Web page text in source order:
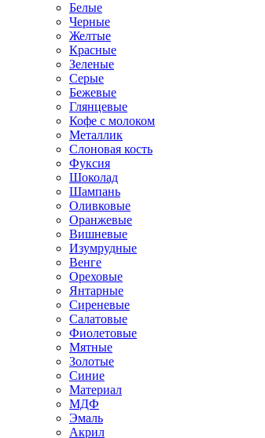
Белые
Черные
Желтые
Красные
Зеленые
Серые
Бежевые
Глянцевые
Кофе с молоком
Металлик
Слоновая кость
Фуксия
Шоколад
Шампань
Оливковые
Оранжевые
Вишневые
Изумрудные
Венге
Ореховые
Янтарные
Сиреневые
Салатовые
Фиолетовые
Мятные
Золотые
Синие
Материал
МДФ
Эмаль
Акрил